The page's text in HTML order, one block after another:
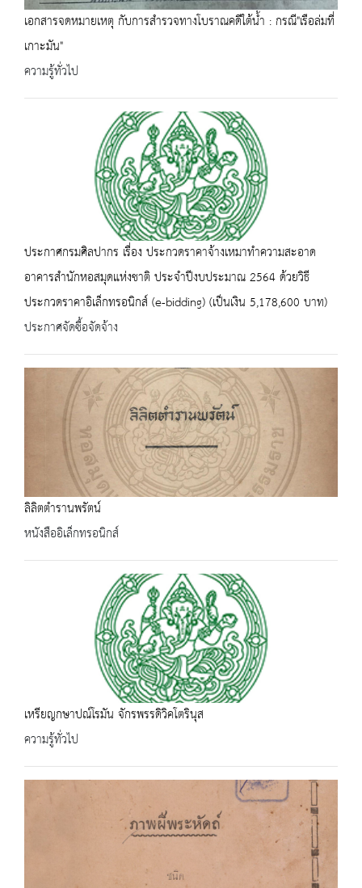
เอกสารจดหมายเหตุ กับการสำรวจทางโบราณคดีใต้น้ำ : กรณี"เรือล่มที่
เกาะมัน"
ความรู้ทั่วไป
ประกาศกรมศิลปากร เรื่อง ประกวดราคาจ้างเหมาทำความสะอาด
อาคารสำนักหอสมุดแห่งชาติ ประจำปีงบประมาณ 2564 ด้วยวิธี
ประกวดราคาอิเล็กทรอนิกส์ (e-bidding) (เป็นเงิน 5,178,600 บาท)
ประกาศจัดซื้อจัดจ้าง
ลิลิตตำรานพรัตน์
หนังสืออิเล็กทรอนิกส์
เหรียญกษาปณ์โรมัน จักรพรรดิวิคโตรินุส
ความรู้ทั่วไป